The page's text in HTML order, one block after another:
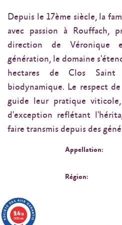
Depuis le 17ème siècle, la
avec passion à Rouffach,
direction de Véronique
génération, le domaine
hectares de Clos Saint
biodynamique. Le respect
guide leur pratique
d'exception reflétant
faire transmis depuis des
Appellation:
Région:
9.4/10
3638 avis